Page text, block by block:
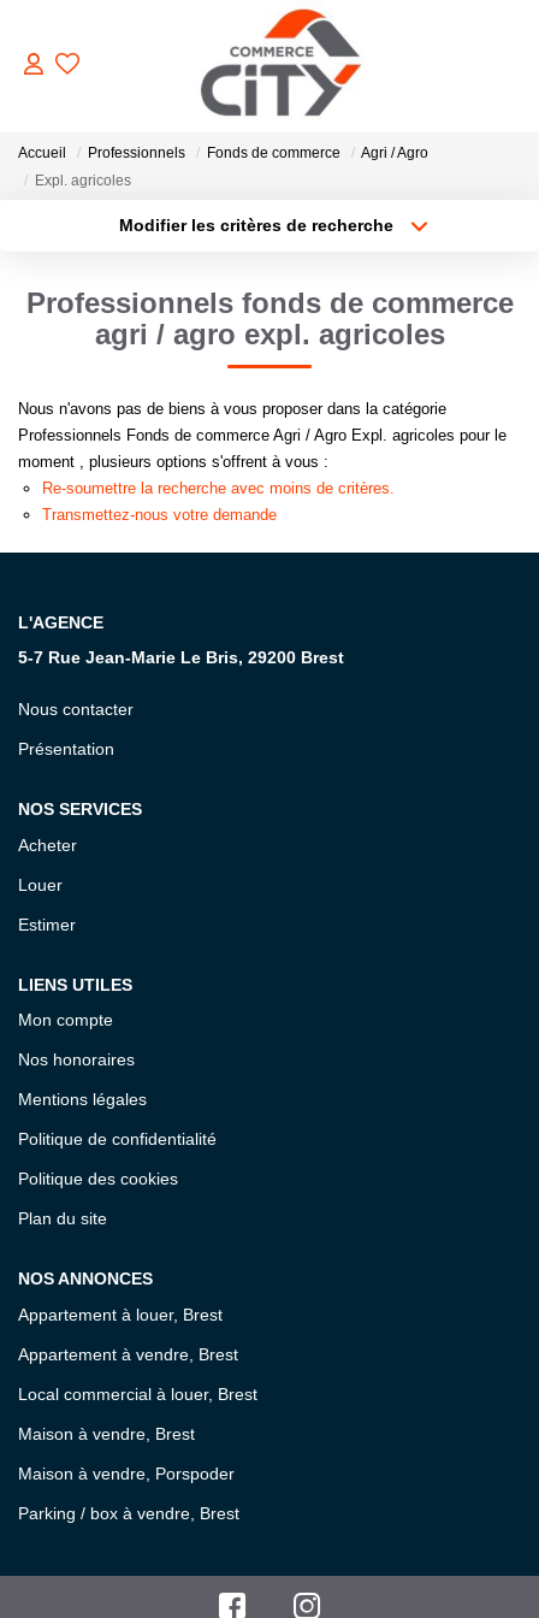
ACHETER
VENDRE
LOUER
ESTIMER
GERER
NOTRE AGENCE
Accueil Professionnels Fonds de commerce
Agri / Agro
Expl. agricoles
Modifier les critères de recherche
Sélectionnez...
Type de bien
Surface min
Créer une alerte
Professionnels fonds de commerce
agri / agro expl. agricoles
Nous n'avons pas de biens à vous proposer dans la catégorie
Professionnels Fonds de commerce Agri / Agro Expl. agricoles pour le
moment , plusieurs options s'offrent à vous :
Re-soumettre la recherche avec moins de critères.
Transmettez-nous votre demande
L'AGENCE
5-7 Rue Jean-Marie Le Bris, 29200 Brest
Nous contacter
Présentation
NOS SERVICES
Acheter
Louer
Estimer
LIENS UTILES
Mon compte
Nos honoraires
Mentions légales
Politique de confidentialité
Politique des cookies
Plan du site
NOS ANNONCES
Appartement à louer, Brest
Appartement à vendre, Brest
Local commercial à louer, Brest
Maison à vendre, Brest
Maison à vendre, Porspoder
Parking / box à vendre, Brest